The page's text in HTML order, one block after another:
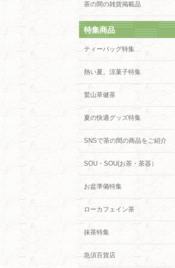
茶の間の雑貨掲載品
特集商品
ティーバッグ特集
熱い夏。涼菓子特集
鷲山草健茶
夏の快適グッズ特集
SNSで茶の間の商品をご紹介
SOU・SOU(お茶・茶器）
お盆準備特集
ローカフェイン茶
抹茶特集
急須百貨店